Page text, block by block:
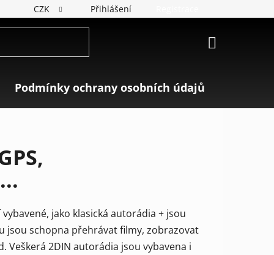
CZK Přihlášení
Podmínky ochrany osobních údajů
jako klasická autorádia + jsou
jsou schopna přehrávat filmy, zobrazovat
2DIN autorádia jsou vybavena i